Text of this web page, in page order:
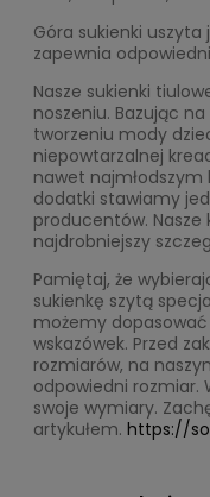
Góra sukienki uszyta
zapewnia
Nasze sukienki
noszeniu. Bazując
tworzeniu mody
niepowtarzalnej
nawet
dodatki stawiamy
producentów.
najdrobniejszy
Pamiętaj, że
sukienkę szytą
możemy
wskazówek. Przed
rozmiarów, na
odpowiedni rozmiar.
swoje wymiary.
artykułem. https://